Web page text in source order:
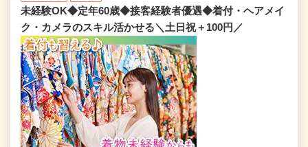
未経験OK◆定年60歳◆接客経験者優遇◆着付・ヘアメイ
ク・カメラのスキル活かせる＼土日祝＋100円／